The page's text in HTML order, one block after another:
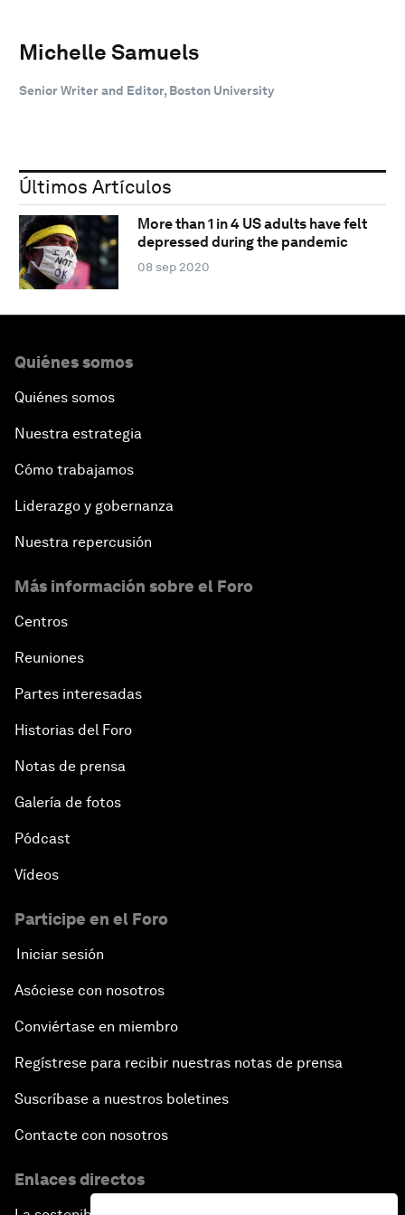
Michelle Samuels
Senior Writer and Editor, Boston University
Últimos Artículos
More than 1 in 4 US adults have felt
depressed during the pandemic
08 sep 2020
Quiénes somos
Quiénes somos
Nuestra estrategia
Cómo trabajamos
Liderazgo y gobernanza
Nuestra repercusión
Más información sobre el Foro
Centros
Reuniones
Partes interesadas
Historias del Foro
Notas de prensa
Galería de fotos
Pódcast
Vídeos
Participe en el Foro
Iniciar sesión
Asóciese con nosotros
Conviértase en miembro
Regístrese para recibir nuestras notas de prensa
Suscríbase a nuestros boletines
Contacte con nosotros
Enlaces directos